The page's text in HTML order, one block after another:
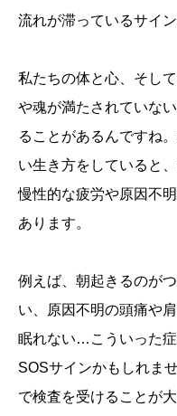
流れが滞っているサイ
私たちの体と心、そし
や魂が満たされていな
ることがあるんですね
い生き方をしていると
慢性的な疲労や原因不
あります。
例えば、朝起きるのが
い、原因不明の頭痛や
眠れない…こういった
SOSサインかもしれま
で検査を受けることが